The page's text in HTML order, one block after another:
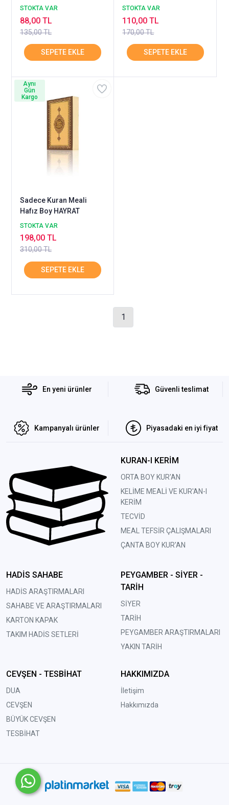
STOKTA VAR
135,00 TL
88,00 TL
STOKTA VAR
170,00 TL
110,00 TL
Sadece Kuran Meali
Hafız Boy HAYRAT
STOKTA VAR
310,00 TL
198,00 TL
Aynı
Gün
Kargo
1
En yeni ürünler Güvenli teslimat
Kampanyalı ürünler Piyasadaki en iyi fiyat
KURAN-I KERİM
ORTA BOY KUR'AN
KELİME MEALİ VE KUR'AN-I
KERİM
TECVİD
MEAL TEFSİR ÇALIŞMALARI
ÇANTA BOY KUR'AN
HADİS SAHABE
HADİS ARAŞTIRMALARI
SAHABE VE ARAŞTIRMALARI
KARTON KAPAK
TAKIM HADİS SETLERİ
PEYGAMBER - SİYER -
TARİH
SİYER
TARİH
PEYGAMBER ARAŞTIRMALARI
YAKIN TARİH
CEVŞEN - TESBİHAT
DUA
CEVŞEN
BÜYÜK CEVŞEN
TESBİHAT
HAKKIMIZDA
İletişim
Hakkımızda